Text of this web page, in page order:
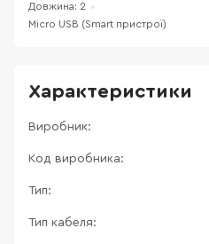
Довжина: 2
Micro USB (Smart пристрої)
Характеристики
Виробник:
Код виробника:
Тип:
Тип кабеля: